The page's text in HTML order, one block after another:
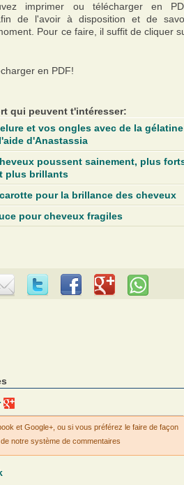
imprimer ou télécharger en
de l'avoir à disposition et de
Pour ce faire, il suffit de cliquer
en PDF!
qui peuvent t'intéresser:
et vos ongles avec de la
d'Anastassia
poussent sainement, plus
plus brillants
pour la brillance des cheveux
pour cheveux fragiles
et Google+, ou si vous préférez le faire de façon
notre système de commentaires